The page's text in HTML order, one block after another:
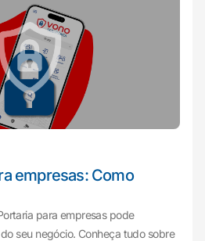
empresas: Como
para empresas pode
seu negócio. Conheça tudo sobre